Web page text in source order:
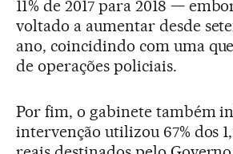
11% de 2017 para 2018 —
voltado a aumentar desde
ano, coincidindo com uma
de operações policiais.
Por fim, o gabinete também
intervenção utilizou 67% dos